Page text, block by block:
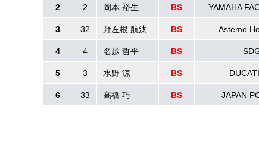
2 2 岡本 裕生 BS YAMAHA
3 32 野左根 航汰 BS Astemo
4 4 名越 哲平 BS
5 3 水野 涼 BS
6 33 高橋 巧 BS JAPAN